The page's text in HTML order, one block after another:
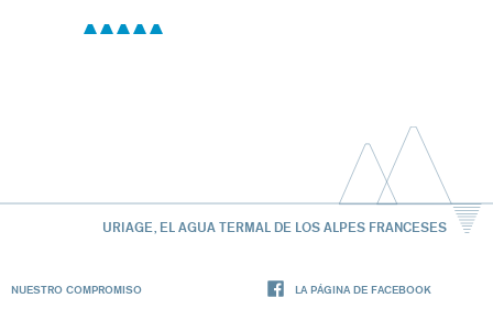
URIAGE, EL AGUA TERMAL DE LOS ALPES FRANCESES
NUESTRO COMPROMISO LA PÁGINA DE FACEBOOK